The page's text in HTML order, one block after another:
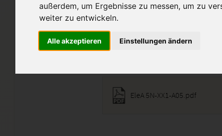
außerdem, um Ergebnisse zu messen, um zu
weiter zu entwickeln.
Alle akzeptieren Einstellungen ändern
Diese Lösung soll nur zur
Denkanstoß verwendet
Lösung untersage ich
EleA 5N-XX1-A05.pdf